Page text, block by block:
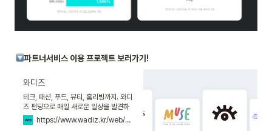
파트너서비스 이용 프로젝트 보러가기!
와디즈
테크, 패션, 푸드, 뷰티, 홈리빙까지. 와디
즈 펀딩으로 매일 새로운 일상을 발견하
고, 와디즈 스토어에서 새로운 쇼핑을 만
나보세요.
https://www.wadiz.kr/web/wreward/collection/partnerservice?keyword=&endYn=ALL&order=recommend